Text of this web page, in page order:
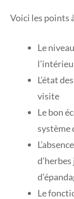
Voici les points
Le
L’état
visite
Le bon
système
Le